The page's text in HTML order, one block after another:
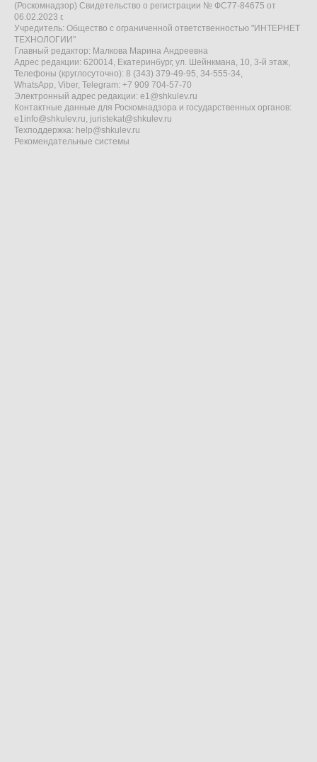
(Роскомнадзор) Свидетельство о регистрации № ФС77-84675 от
06.02.2023 г.
Учредитель: Общество с ограниченной ответственностью "ИНТЕРНЕТ
ТЕХНОЛОГИИ"
Главный редактор: Малкова Марина Андреевна
Адрес редакции: 620014, Екатеринбург, ул. Шейнкмана, 10, 3-й этаж,
Телефоны (круглосуточно): 8 (343) 379-49-95, 34-555-34,
WhatsApp, Viber, Telegram: +7 909 704-57-70
Электронный адрес редакции: e1@shkulev.ru
Контактные данные для Роскомнадзора и государственных органов:
e1info@shkulev.ru, juristekat@shkulev.ru
Техподдержка: help@shkulev.ru
Рекомендательные системы